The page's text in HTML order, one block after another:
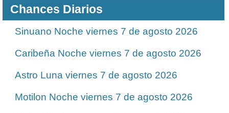
Chances Diarios
Sinuano Noche viernes 7 de agosto 2026
Caribeña Noche viernes 7 de agosto 2026
Astro Luna viernes 7 de agosto 2026
Motilon Noche viernes 7 de agosto 2026